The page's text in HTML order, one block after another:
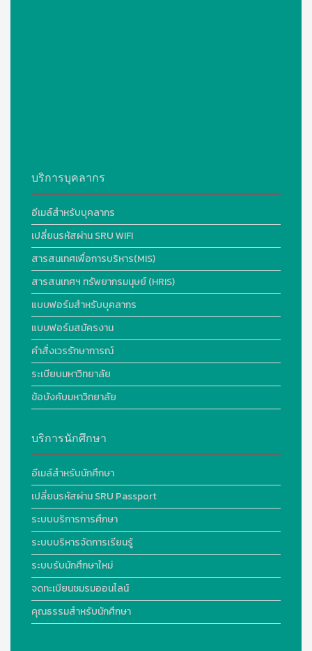
บริการบุคลากร
อีเมล์สำหรับบุคลากร
เปลี่ยนรหัสผ่าน SRU WIFI
สารสนเทศเพื่อการบริหาร(MIS)
สารสนเทศฯ ทรัพยากรมนุษย์ (HRIS)
แบบฟอร์มสำหรับบุคลากร
แบบฟอร์มสมัครงาน
คำสั่งเวรรักษาการณ์
ระเบียบมหาวิทยาลัย
ข้อบังคับมหาวิทยาลัย
บริการนักศึกษา
อีเมล์สำหรับนักศึกษา
เปลี่ยนรหัสผ่าน SRU Passport
ระบบบริการการศึกษา
ระบบบริหารจัดการเรียนรู้
ระบบรับนักศึกษาใหม่
จดทะเบียนชมรมออนไลน์
คุณธรรมสำหรับนักศึกษา